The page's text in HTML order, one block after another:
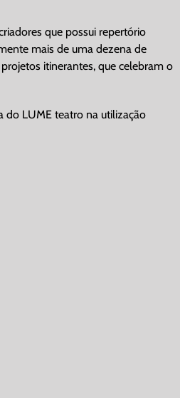
que possui repertório
mais de uma dezena de
itinerantes, que celebram o
do LUME teatro na utilização